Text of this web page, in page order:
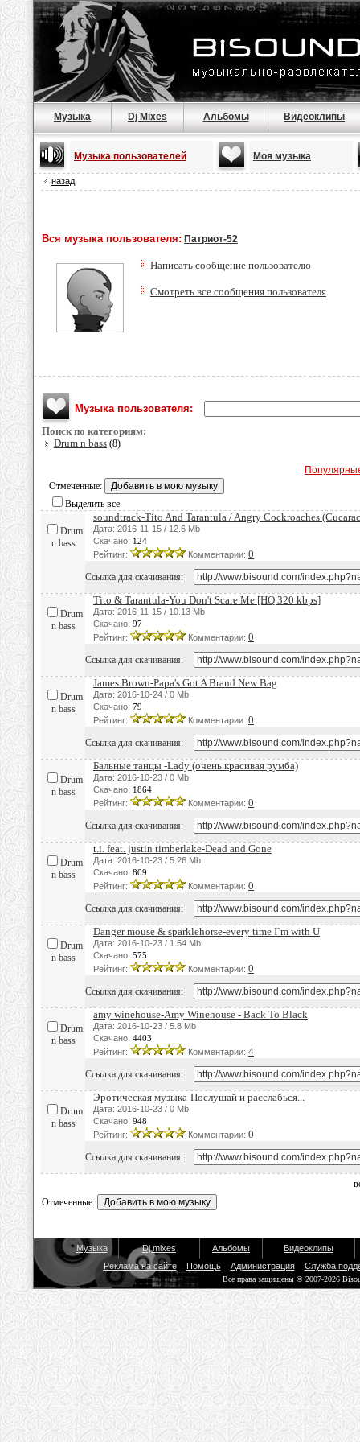
Музыка Dj Mixes Альбомы Видеоклипы
Музыка пользователей Моя музыка
назад
Вся музыка пользователя: Патриот-52
Написать сообщение пользователю
Смотреть все сообщения пользователя
Музыка пользователя:
Поиск по категориям:
Drum n bass (8)
Отмеченные:
Выделить все
Drum
n bass
soundtrack-Tito And Tarantula / Angry Cockroaches
Дата: 2016-11-15 / 12.6 Mb
Скачано: 124
Рейтинг:
Комментарии: 0
Ссылка для скачивания:
Drum
n bass
Tito & Tarantula-You Don't Scare Me [HQ 320 kbps]
Дата: 2016-11-15 / 10.13 Mb
Скачано: 97
Рейтинг:
Комментарии: 0
Ссылка для скачивания:
Drum
n bass
James Brown-Papa's Got A Brand New Bag
Дата: 2016-10-24 / 0 Mb
Скачано: 79
Рейтинг:
Комментарии: 0
Ссылка для скачивания:
Drum
n bass
Бальные танцы -Lady (очень красивая румба)
Дата: 2016-10-23 / 0 Mb
Скачано: 1864
Рейтинг:
Комментарии: 0
Ссылка для скачивания:
Drum
n bass
t.i. feat. justin timberlake-Dead and Gone
Дата: 2016-10-23 / 5.26 Mb
Скачано: 809
Рейтинг:
Комментарии: 0
Ссылка для скачивания:
Drum
n bass
Danger mouse & sparklehorse-every time I`m with U
Дата: 2016-10-23 / 1.54 Mb
Скачано: 575
Рейтинг:
Комментарии: 0
Ссылка для скачивания:
Drum
n bass
amy winehouse-Amy Winehouse - Back To Black
Дата: 2016-10-23 / 5.8 Mb
Скачано: 4403
Рейтинг:
Комментарии: 4
Ссылка для скачивания:
Drum
n bass
Эротическая музыка-Послушай и расслабься...
Дата: 2016-10-23 / 0 Mb
Скачано: 948
Рейтинг:
Комментарии: 0
Ссылка для скачивания:
Отмеченные:
Музыка Dj mixes Альбомы
Видеоклипы
Реклама на сайте
Помощь Администрация Служба
Все права защищены © 2007-2026